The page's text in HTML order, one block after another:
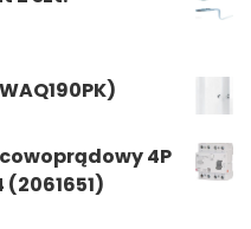
4P
(2061651)